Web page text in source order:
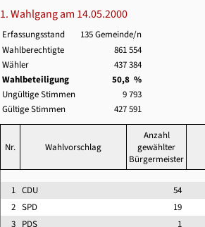
1. Wahlgang am 14.05.2000
Erfassungsstand
135 Gemeinde/n
Wahlberechtigte
861 554
Wähler
437 384
Wahlbeteiligung
50,8 %
Ungültige Stimmen
9 793
Gültige Stimmen
427 591
Nr. Wahlvorschlag
Anzahl
gewählter
Bürgermeister
1 CDU
54
2 SPD
19
3 PDS
1